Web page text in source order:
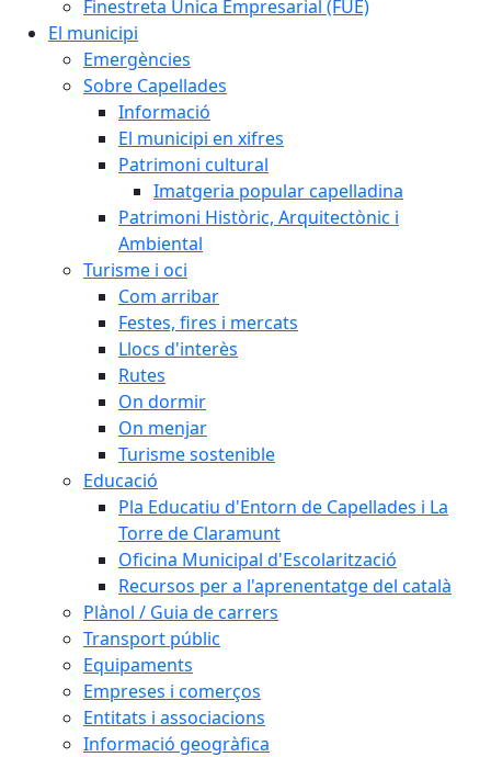
Finestreta Única Empresarial (FUE)
El municipi
Emergències
Sobre Capellades
Informació
El municipi en xifres
Patrimoni cultural
Imatgeria popular capelladina
Patrimoni Històric, Arquitectònic i
Ambiental
Turisme i oci
Com arribar
Festes, fires i mercats
Llocs d'interès
Rutes
On dormir
On menjar
Turisme sostenible
Educació
Pla Educatiu d'Entorn de Capellades i La
Torre de Claramunt
Oficina Municipal d'Escolarització
Recursos per a l'aprenentatge del català
Plànol / Guia de carrers
Transport públic
Equipaments
Empreses i comerços
Entitats i associacions
Informació geogràfica